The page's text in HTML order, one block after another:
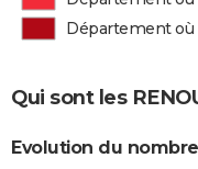
Département où
Qui sont les
Evolution du